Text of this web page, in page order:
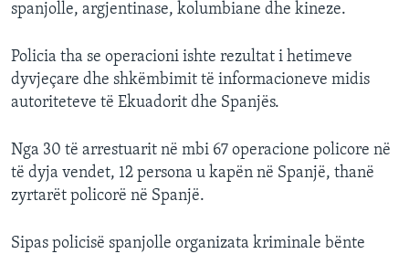
spanjolle, argjentinase, kolumbiane dhe kineze.
Policia tha se operacioni ishte rezultat i hetimeve
dyvjeçare dhe shkëmbimit të informacioneve midis
autoriteteve të Ekuadorit dhe Spanjës.
Nga 30 të arrestuarit në mbi 67 operacione policore në
të dyja vendet, 12 persona u kapën në Spanjë, thanë
zyrtarët policorë në Spanjë.
Sipas policisë spanjolle organizata kriminale bënte